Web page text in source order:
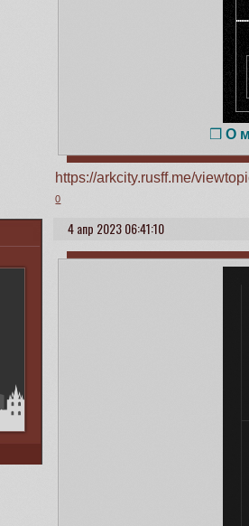
❒О
https://arkcity.rusff.me/
0
4 апр 2023 06:41:10